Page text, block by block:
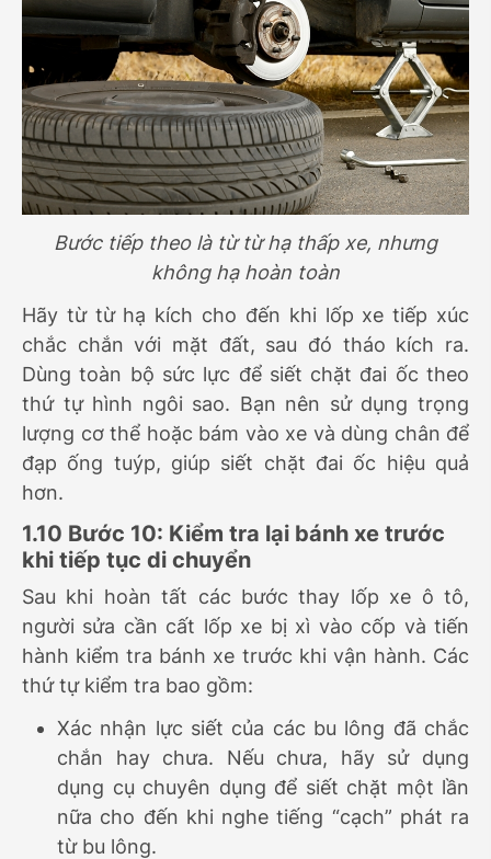
Bước tiếp theo là từ từ hạ thấp xe, nhưng
không hạ hoàn toàn
Hãy từ từ hạ kích cho đến khi lốp xe tiếp xúc
chắc chắn với mặt đất, sau đó tháo kích ra.
Dùng toàn bộ sức lực để siết chặt đai ốc theo
thứ tự hình ngôi sao. Bạn nên sử dụng trọng
lượng cơ thể hoặc bám vào xe và dùng chân để
đạp ống tuýp, giúp siết chặt đai ốc hiệu quả
hơn.
1.10 Bước 10: Kiểm tra lại bánh xe trước
khi tiếp tục di chuyển
Sau khi hoàn tất các bước thay lốp xe ô tô,
người sửa cần cất lốp xe bị xì vào cốp và tiến
hành kiểm tra bánh xe trước khi vận hành. Các
thứ tự kiểm tra bao gồm:
Xác nhận lực siết của các bu lông đã chắc
chắn hay chưa. Nếu chưa, hãy sử dụng
dụng cụ chuyên dụng để siết chặt một lần
nữa cho đến khi nghe tiếng “cạch” phát ra
từ bu lông.